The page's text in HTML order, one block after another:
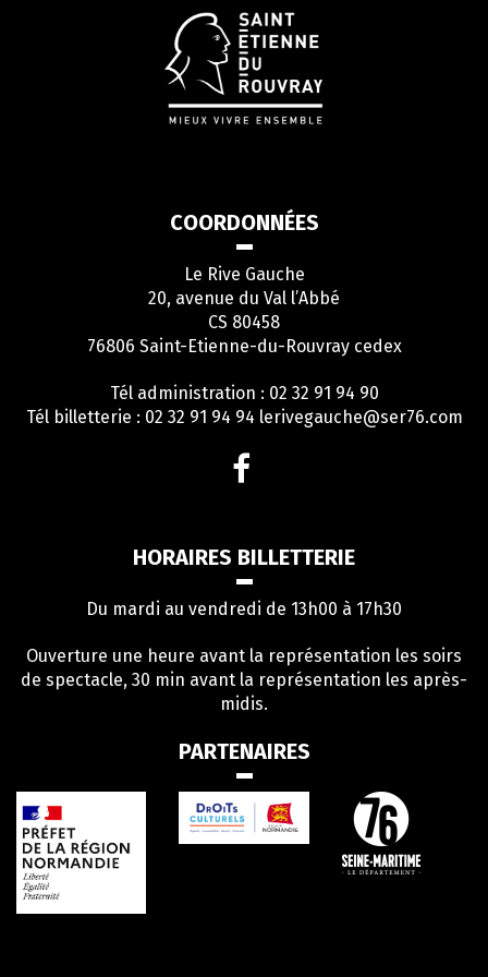
COORDONNÉES
Le Rive Gauche
20, avenue du Val l’Abbé
CS 80458
76806 Saint-Etienne-du-Rouvray cedex
Tél administration : 02 32 91 94 90
Tél billetterie : 02 32 91 94 94 lerivegauche@ser76.com
Facebook
HORAIRES BILLETTERIE
Du mardi au vendredi de 13h00 à 17h30
Ouverture une heure avant la représentation les soirs
de spectacle, 30 min avant la représentation les après-
midis.
PARTENAIRES